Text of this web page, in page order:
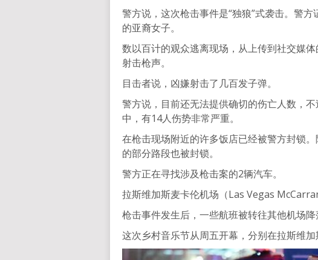
警方说，这次枪击事件是“独狼”式袭击。警
的亚裔女子。
数以百计的观众逃离现场，从上传到社交媒
射击枪声。
目击者说，凶嫌射击了几百发子弹。
警方说，目前还无法提供确切的伤亡人数，
中，有14人伤势非常严重。
在枪击现场附近的许多饭店已经被警方封锁
的部分路段也被封锁。
警方正在寻找涉及枪击案的2辆汽车。
拉斯维加斯麦卡伦机场（Las Vegas
枪击事件发生后，一些航班被转往其他机场降
这次乡村音乐节从周五开幕，分别在拉斯维加